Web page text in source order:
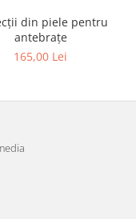
din piele pentru
antebrațe
165,00 Lei